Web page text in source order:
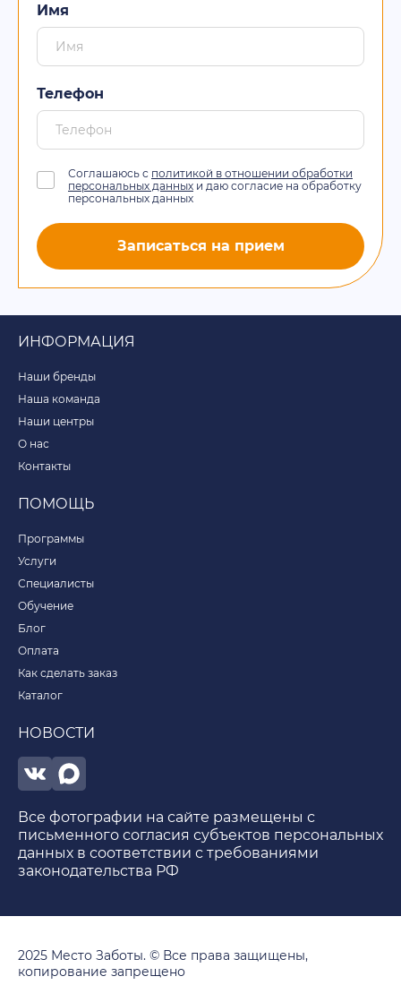
Имя
Телефон
Соглашаюсь с политикой в отношении обработки
персональных данных и даю согласие на обработку
персональных данных
Записаться на прием
ИНФОРМАЦИЯ
Наши бренды
Наша команда
Наши центры
О нас
Контакты
ПОМОЩЬ
Программы
Услуги
Специалисты
Обучение
Блог
Оплата
Как сделать заказ
Каталог
НОВОСТИ
Все фотографии на сайте размещены с
письменного согласия субъектов персональных
данных в соответствии с требованиями
законодательства РФ
2025 Место Заботы. © Все права защищены,
копирование запрещено